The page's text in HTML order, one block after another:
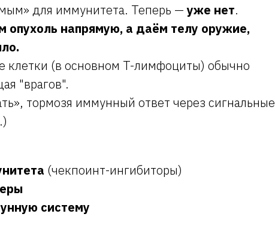
для иммунитета. Теперь —уже нет.
опухоль напрямую, а даём телу оружие,
клетки (в основном T-лимфоциты) обычно
"врагов".
тормозя иммунный ответ через сигнальные
(чекпоинт-ингибиторы)
систему